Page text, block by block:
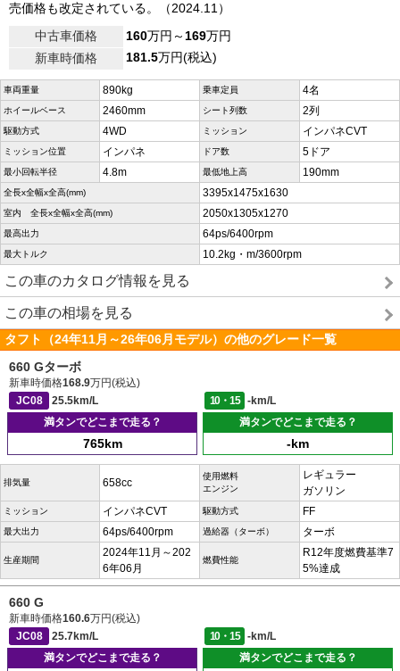
売価格も改定されている。（2024.11）
中古車価格
160万円～169万円
新車時価格
181.5万円(税込)
車両重量 890kg 乗車定員 4名
ホイールベース 2460mm シート列数 2列
駆動方式 4WD ミッション インパネCVT
ミッション位置 インパネ ドア数 5ドア
最小回転半径 4.8m 最低地上高 190mm
全長x全幅x全高(mm) 3395x1475x1630
室内 全長x全幅x全高(mm) 2050x1305x1270
最高出力 64ps/6400rpm
最大トルク 10.2kg・m/3600rpm
この車のカタログ情報を見る
この車の相場を見る
タフト（24年11月～26年06月モデル）の他のグレード一覧
660 Gターボ
新車時価格168.9万円(税込)
JC08
25.5km/L 10・15
-km/L
満タンでどこまで走る？
765km
満タンでどこまで走る？
-km
排気量 658cc
使用燃料
エンジン
レギュラー
ガソリン
ミッション インパネCVT 駆動方式 FF
最大出力 64ps/6400rpm 過給器（ターボ） ターボ
生産期間
2024年11月～202
6年06月
燃費性能
R12年度燃費基準7
5%達成
660 G
新車時価格160.6万円(税込)
JC08
25.7km/L 10・15
-km/L
満タンでどこまで走る？
満タンでどこまで走る？